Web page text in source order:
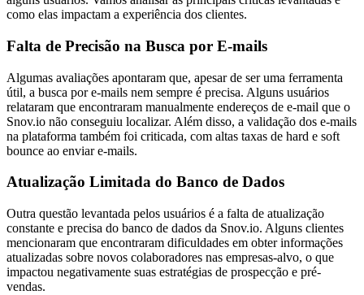
como elas impactam a experiência dos clientes.
Falta de Precisão na Busca por E-mails
Algumas avaliações apontaram que, apesar de ser uma ferramenta
útil, a busca por e-mails nem sempre é precisa. Alguns usuários
relataram que encontraram manualmente endereços de e-mail que o
Snov.io não conseguiu localizar. Além disso, a validação dos e-mails
na plataforma também foi criticada, com altas taxas de hard e soft
bounce ao enviar e-mails.
Atualização Limitada do Banco de Dados
Outra questão levantada pelos usuários é a falta de atualização
constante e precisa do banco de dados da Snov.io. Alguns clientes
mencionaram que encontraram dificuldades em obter informações
atualizadas sobre novos colaboradores nas empresas-alvo, o que
impactou negativamente suas estratégias de prospecção e pré-
vendas.